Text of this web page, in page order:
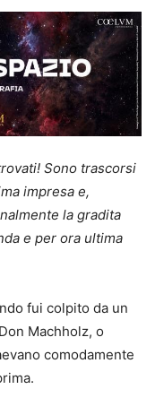
Sono trascorsi
impresa e,
la gradita
e per ora ultima
fui colpito da un
Machholz, o
comodamente